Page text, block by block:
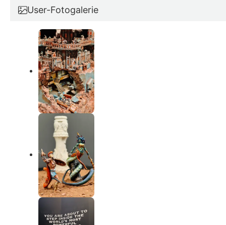
User-Fotogalerie